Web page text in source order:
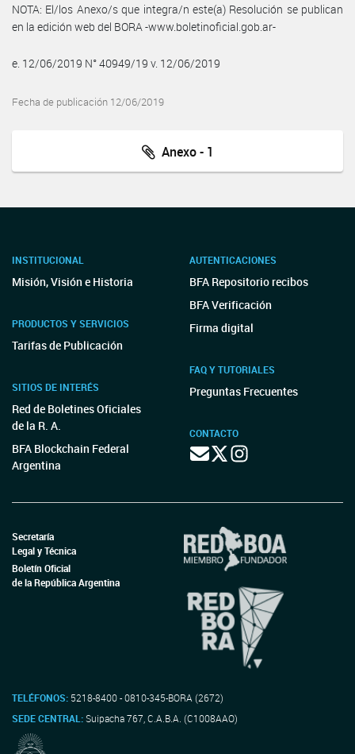
NOTA: El/los Anexo/s que integra/n este(a) Resolución se publican
en la edición web del BORA -www.boletinoficial.gob.ar-
e. 12/06/2019 N° 40949/19 v. 12/06/2019
Fecha de publicación 12/06/2019
Anexo - 1
INSTITUCIONAL
Misión, Visión e Historia
PRODUCTOS Y SERVICIOS
Tarifas de Publicación
SITIOS DE INTERÉS
Red de Boletines Oficiales
de la R. A.
BFA Blockchain Federal
Argentina
AUTENTICACIONES
BFA Repositorio recibos
BFA Verificación
Firma digital
FAQ Y TUTORIALES
Preguntas Frecuentes
CONTACTO
Secretaría
Legal y Técnica
Boletín Oficial
de la República Argentina
TELÉFONOS: 5218-8400 - 0810-345-BORA (2672)
SEDE CENTRAL:Suipacha 767, C.A.B.A. (C1008AAO)